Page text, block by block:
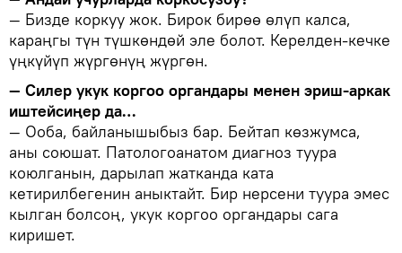
— Бизде коркуу жок. Бирок бирөө өлүп калса,
караңгы түн түшкөндөй эле болот. Керелден-кечке
үңкүйүп жүргөнүң жүргөн.
— Силер укук коргоо органдары менен эриш-аркак
иштейсиңер да…
— Ооба, байланышыбыз бар. Бейтап көзжумса,
аны союшат. Патологоанатом диагноз туура
коюлганын, дарылап жатканда ката
кетирилбегенин аныктайт. Бир нерсени туура эмес
кылган болсоң, укук коргоо органдары сага
киришет.